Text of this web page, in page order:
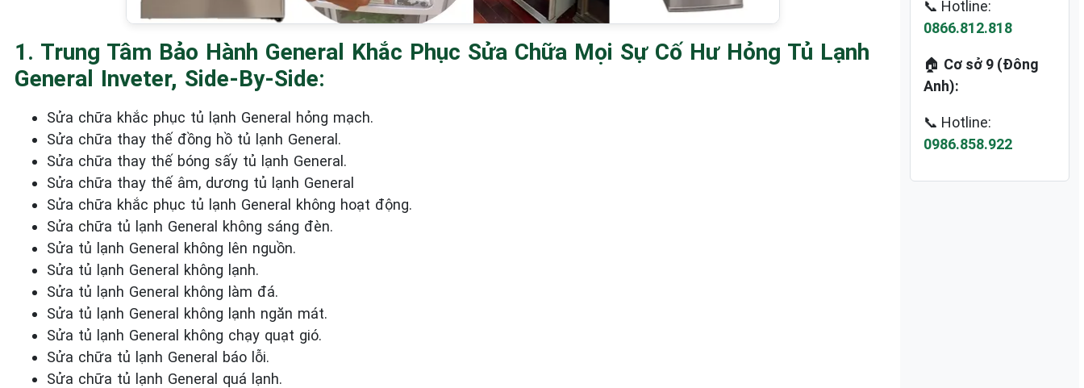
1. Trung Tâm Bảo Hành General Khắc Phục Sửa Chữa Mọi Sự Cố Hư Hỏng Tủ Lạnh
General Inveter, Side-By-Side:
Sửa chữa khắc phục tủ lạnh General hỏng mạch.
Sửa chữa thay thế đồng hồ tủ lạnh General.
Sửa chữa thay thế bóng sấy tủ lạnh General.
Sửa chữa thay thế âm, dương tủ lạnh General
Sửa chữa khắc phục tủ lạnh General không hoạt động.
Sửa chữa tủ lạnh General không sáng đèn.
Sửa tủ lạnh General không lên nguồn.
Sửa tủ lạnh General không lạnh.
Sửa tủ lạnh General không làm đá.
Sửa tủ lạnh General không lạnh ngăn mát.
Sửa tủ lạnh General không chạy quạt gió.
Sửa chữa tủ lạnh General báo lỗi.
Sửa chữa tủ lạnh General quá lạnh.
📞 Hotline:
0866.812.818
🏠 Cơ sở 9 (Đông
Anh):
📞 Hotline:
0986.858.922